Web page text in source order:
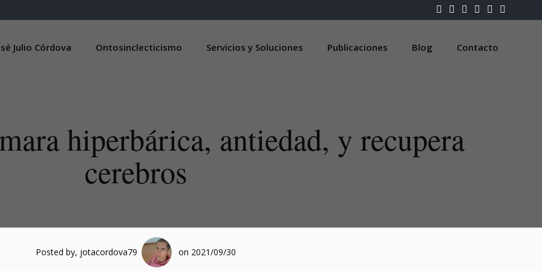
Julio Córdova Ontosinclecticismo Servicios y Soluciones Publicaciones Blog Contacto
hiperbárica, antiedad, y recupera
cerebros
Posted by, jotacordova79 on 2021/09/30